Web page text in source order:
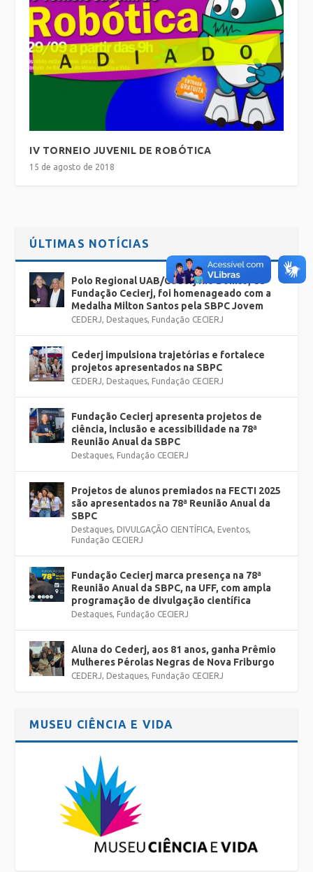
IV TORNEIO JUVENIL DE ROBÓTICA
15 de agosto de 2018
ÚLTIMAS NOTÍCIAS
Polo Regional UAB/Cederj Rio Bonito, da
Fundação Cecierj, foi homenageado com a
Medalha Milton Santos pela SBPC Jovem
CEDERJ, Destaques, Fundação CECIERJ
Cederj impulsiona trajetórias e fortalece
projetos apresentados na SBPC
CEDERJ, Destaques, Fundação CECIERJ
Fundação Cecierj apresenta projetos de
ciência, inclusão e acessibilidade na 78ª
Reunião Anual da SBPC
Destaques, Fundação CECIERJ
Projetos de alunos premiados na FECTI 2025
são apresentados na 78ª Reunião Anual da
SBPC
Destaques, DIVULGAÇÃO CIENTÍFICA, Eventos,
Fundação CECIERJ
Fundação Cecierj marca presença na 78ª
Reunião Anual da SBPC, na UFF, com ampla
programação de divulgação científica
Destaques, Fundação CECIERJ
Aluna do Cederj, aos 81 anos, ganha Prêmio
Mulheres Pérolas Negras de Nova Friburgo
CEDERJ, Destaques, Fundação CECIERJ
MUSEU CIÊNCIA E VIDA